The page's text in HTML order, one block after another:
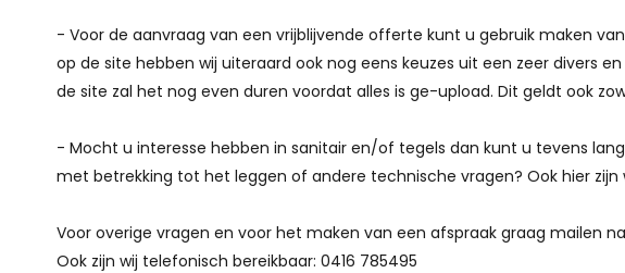
- Voor de aanvraag van een vrijblijvende offerte kunt u gebruik maken
op de site hebben wij uiteraard ook nog eens keuzes uit een zeer divers
de site zal het nog even duren voordat alles is ge-upload. Dit geldt ook
- Mocht u interesse hebben in sanitair en/of tegels dan kunt u tevens
met betrekking tot het leggen of andere technische vragen? Ook hier zijn
Voor overige vragen en voor het maken van een afspraak graag mailen
Ook zijn wij telefonisch bereikbaar: 0416 785495